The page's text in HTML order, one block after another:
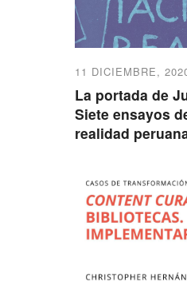
11 DICIEMBRE,
La portada de
Siete ensayos
realidad